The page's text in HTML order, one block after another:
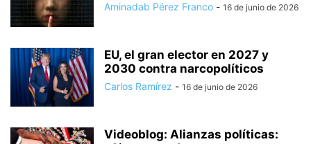
Aminadab Pérez Franco - 16 de junio de 2026
EU, el gran elector en 2027 y
2030 contra narcopolíticos
Carlos Ramírez - 16 de junio de 2026
Videoblog: Alianzas políticas: